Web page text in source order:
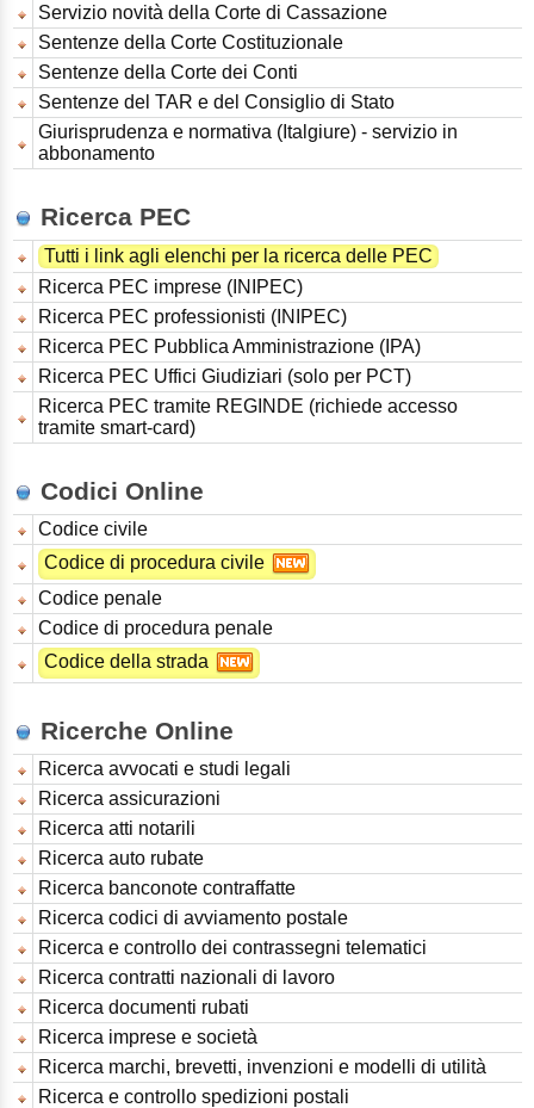
Servizio novità della Corte di Cassazione
Sentenze della Corte Costituzionale
Sentenze della Corte dei Conti
Sentenze del TAR e del Consiglio di Stato
Giurisprudenza e normativa (Italgiure) - servizio in
abbonamento
Ricerca PEC
Tutti i link agli elenchi per la ricerca delle PEC
Ricerca PEC imprese (INIPEC)
Ricerca PEC professionisti (INIPEC)
Ricerca PEC Pubblica Amministrazione (IPA)
Ricerca PEC Uffici Giudiziari (solo per PCT)
Ricerca PEC tramite REGINDE (richiede accesso
tramite smart-card)
Codici Online
Codice civile
Codice di procedura civile
Codice penale
Codice di procedura penale
Codice della strada
Ricerche Online
Ricerca avvocati e studi legali
Ricerca assicurazioni
Ricerca atti notarili
Ricerca auto rubate
Ricerca banconote contraffatte
Ricerca codici di avviamento postale
Ricerca e controllo dei contrassegni telematici
Ricerca contratti nazionali di lavoro
Ricerca documenti rubati
Ricerca imprese e società
Ricerca marchi, brevetti, invenzioni e modelli di utilità
Ricerca e controllo spedizioni postali